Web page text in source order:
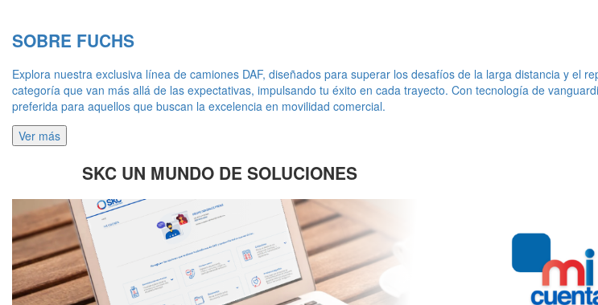
SOBRE FUCHS
Explora nuestra exclusiva línea de camiones DAF, diseñados para superar los desafíos de la larga distancia y el
categoría que van más allá de las expectativas, impulsando tu éxito en cada trayecto. Con tecnología de
preferida para aquellos que buscan la excelencia en movilidad comercial.
Ver más
SKC UN MUNDO DE SOLUCIONES